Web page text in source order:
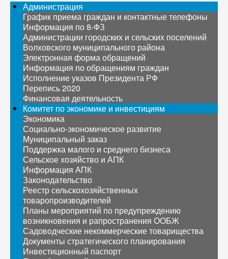
Администрация
График приема граждан и контактные телефоны
Информация по 8-ФЗ
Администрации городских и сельских поселений
Волховского муниципального района
Электронная форма обращений
Информация по обращениям граждан
Исполнение указов Президента РФ
Перепись 2020
Финансовая деятельность
Комитет по экономике и инвестициям
Экономика
Социально-экономическое развитие
Муниципальный заказ
Поддержка малого и среднего бизнеса
Сельское хозяйство и АПК
Информация АПК
Законодательство
Реестр сельскохозяйственных
товаропроизводителей
Планы мероприятий по предупреждению
возникновения и рапространения ООБЖ
Садоводческие некоммерческие товарищества
Документы стратегического планирования
Инвестиционный паспорт